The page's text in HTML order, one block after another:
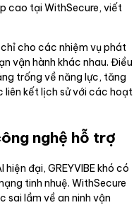
cao tại WithSecure, viết
chỉ cho các nhiệm vụ phát
vận hành khác nhau. Điều
trống về năng lực, tăng
kết lịch sử với các hoạt
nghệ hỗ trợ
đại, GREYVIBE khó có
tinh nhuệ. WithSecure
sai lầm về an ninh vận